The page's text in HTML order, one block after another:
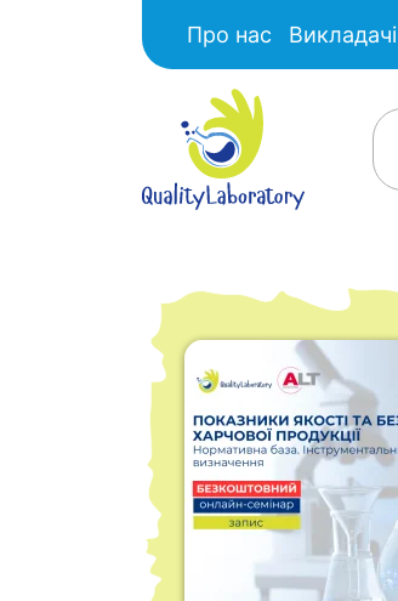
Про нас Викладачі